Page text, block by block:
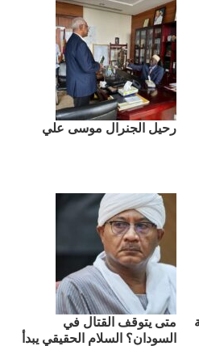
رحيل الجنرال موسى علي
متى يتوقف القتال في
السودان؟ السلام الحقيقي يبدأ